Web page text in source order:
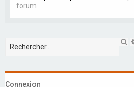
forum
R
e
Connexion